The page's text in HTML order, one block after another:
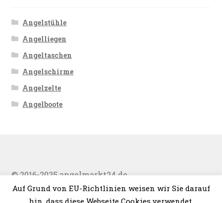
Angelstühle
Angelliegen
Angeltaschen
Angelschirme
Angelzelte
Angelboote
© 2016-2025 angelmarkt24.de
Auf Grund von EU-Richtlinien weisen wir Sie darauf
hin, dass diese Webseite Cookies verwendet.